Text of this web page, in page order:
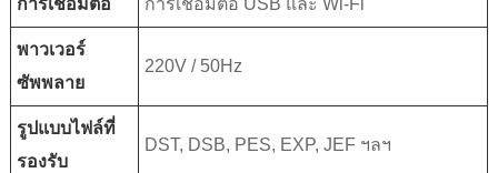
การเชื่อมต่อ การเชื่อมต่อ USB และ Wi-Fi
พาวเวอร์
ซัพพลาย
220V / 50Hz
รูปแบบไฟล์ที่
รองรับ
DST, DSB, PES, EXP, JEF ฯลฯ